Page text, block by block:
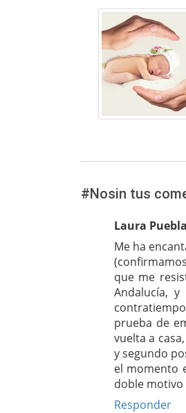
#Nosin tus
Laura Puebla
Me ha
que me
Andalucía,
prueba de
vuelta a
y segundo
el momento
doble motivo
Responder